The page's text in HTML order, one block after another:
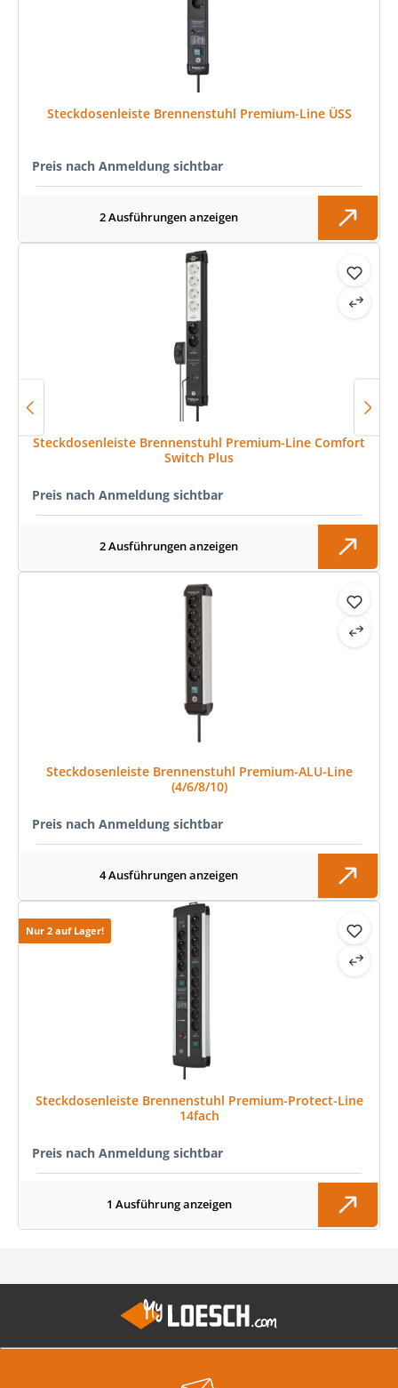
Steckdosenleiste Brennenstuhl Premium-Line ÜSS
Preis nach Anmeldung sichtbar
2 Ausführungen anzeigen
Steckdosenleiste Brennenstuhl Premium-Line Comfort
Switch Plus
Preis nach Anmeldung sichtbar
2 Ausführungen anzeigen
Steckdosenleiste Brennenstuhl Premium-ALU-Line
(4/6/8/10)
Preis nach Anmeldung sichtbar
4 Ausführungen anzeigen
Nur 2 auf Lager!
Steckdosenleiste Brennenstuhl Premium-Protect-Line
14fach
Preis nach Anmeldung sichtbar
1 Ausführung anzeigen